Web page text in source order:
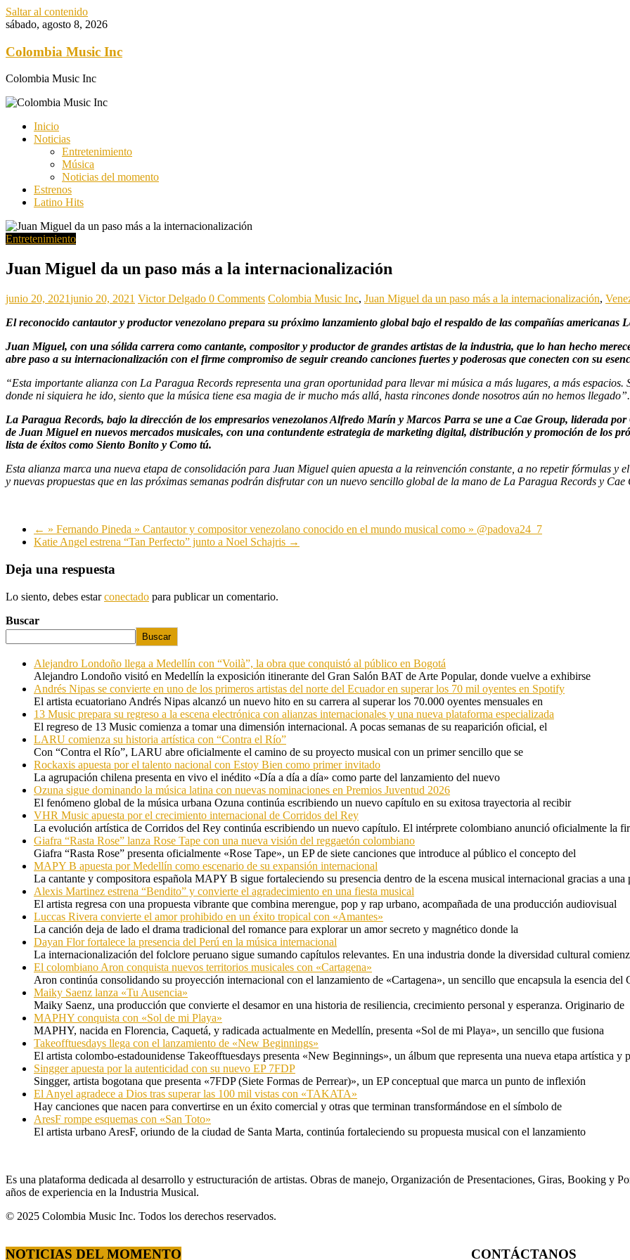
Saltar al contenido
sábado, agosto 8, 2026
Colombia Music Inc
Colombia Music Inc
Inicio
Noticias
Entretenimiento
Música
Noticias del momento
Estrenos
Latino Hits
Entretenimiento
Juan Miguel da un paso más a la internacionalización
junio 20, 2021junio 20, 2021 Victor Delgado 0 Comments Colombia Music Inc, Juan Miguel da un paso más a la internacionalización,
El reconocido cantautor y productor venezolano prepara su próximo lanzamiento global bajo el respaldo de las compañías americanas
Juan Miguel, con una sólida carrera como cantante, compositor y productor de grandes artistas de la industria, que lo han hecho
abre paso a su internacionalización con el firme compromiso de seguir creando canciones fuertes y poderosas que conecten con su
“Esta importante alianza con La Paragua Records representa una gran oportunidad para llevar mi música a más lugares, a más
donde ni siquiera he ido, siento que la música tiene esa magia de ir mucho más allá, hasta rincones donde nosotros aún no hemos
La Paragua Records, bajo la dirección de los empresarios venezolanos Alfredo Marín y Marcos Parra se une a Cae Group, liderada
de Juan Miguel en nuevos mercados musicales, con una contundente estrategia de marketing digital, distribución y promoción de los
lista de éxitos como Siento Bonito y Como tú.
Esta alianza marca una nueva etapa de consolidación para Juan Miguel quien apuesta a la reinvención constante, a no repetir fórmulas y
y nuevas propuestas que en las próximas semanas podrán disfrutar con un nuevo sencillo global de la mano de La Paragua Records y Cae
← » Fernando Pineda » Cantautor y compositor venezolano conocido en el mundo musical como » @padova24_7
Katie Angel estrena “Tan Perfecto” junto a Noel Schajris →
Deja una respuesta
Lo siento, debes estarconectado para publicar un comentario.
Buscar
Buscar
Alejandro Londoño llega a Medellín con “Voilà”, la obra que conquistó al público en Bogotá
Alejandro Londoño visitó en Medellín la exposición itinerante del Gran Salón BAT de Arte Popular, donde vuelve a exhibirse
Andrés Nipas se convierte en uno de los primeros artistas del norte del Ecuador en superar los 70 mil oyentes en Spotify
El artista ecuatoriano Andrés Nipas alcanzó un nuevo hito en su carrera al superar los 70.000 oyentes mensuales en
13 Music prepara su regreso a la escena electrónica con alianzas internacionales y una nueva plataforma especializada
El regreso de 13 Music comienza a tomar una dimensión internacional. A pocas semanas de su reaparición oficial, el
LARU comienza su historia artística con “Contra el Río”
Con “Contra el Río”, LARU abre oficialmente el camino de su proyecto musical con un primer sencillo que se
Rockaxis apuesta por el talento nacional con Estoy Bien como primer invitado
La agrupación chilena presenta en vivo el inédito «Día a día a día» como parte del lanzamiento del nuevo
Ozuna sigue dominando la música latina con nuevas nominaciones en Premios Juventud 2026
El fenómeno global de la música urbana Ozuna continúa escribiendo un nuevo capítulo en su exitosa trayectoria al recibir
VHR Music apuesta por el crecimiento internacional de Corridos del Rey
La evolución artística de Corridos del Rey continúa escribiendo un nuevo capítulo. El intérprete colombiano anunció oficialmente la
Giafra “Rasta Rose” lanza Rose Tape con una nueva visión del reggaetón colombiano
Giafra “Rasta Rose” presenta oficialmente «Rose Tape», un EP de siete canciones que introduce al público el concepto del
MAPY B apuesta por Medellín como escenario de su expansión internacional
La cantante y compositora española MAPY B sigue fortaleciendo su presencia dentro de la escena musical internacional gracias a una
Alexis Martinez estrena “Bendito” y convierte el agradecimiento en una fiesta musical
El artista regresa con una propuesta vibrante que combina merengue, pop y rap urbano, acompañada de una producción audiovisual
Luccas Rivera convierte el amor prohibido en un éxito tropical con «Amantes»
La canción deja de lado el drama tradicional del romance para explorar un amor secreto y magnético donde la
Dayan Flor fortalece la presencia del Perú en la música internacional
La internacionalización del folclore peruano sigue sumando capítulos relevantes. En una industria donde la diversidad cultural
El colombiano Aron conquista nuevos territorios musicales con «Cartagena»
Aron continúa consolidando su proyección internacional con el lanzamiento de «Cartagena», un sencillo que encapsula la esencia del
Maiky Saenz lanza «Tu Ausencia»
Maiky Saenz, una producción que convierte el desamor en una historia de resiliencia, crecimiento personal y esperanza. Originario de
MAPHY conquista con «Sol de mi Playa»
MAPHY, nacida en Florencia, Caquetá, y radicada actualmente en Medellín, presenta «Sol de mi Playa», un sencillo que fusiona
Takeofftuesdays llega con el lanzamiento de «New Beginnings»
El artista colombo-estadounidense Takeofftuesdays presenta «New Beginnings», un álbum que representa una nueva etapa artística y
Singger apuesta por la autenticidad con su nuevo EP 7FDP
Singger, artista bogotana que presenta «7FDP (Siete Formas de Perrear)», un EP conceptual que marca un punto de inflexión
El Anyel agradece a Dios tras superar las 100 mil vistas con «TAKATA»
Hay canciones que nacen para convertirse en un éxito comercial y otras que terminan transformándose en el símbolo de
AresF rompe esquemas con «San Toto»
El artista urbano AresF, oriundo de la ciudad de Santa Marta, continúa fortaleciendo su propuesta musical con el lanzamiento
Es una plataforma dedicada al desarrollo y estructuración de artistas. Obras de manejo, Organización de Presentaciones, Giras, Booking y
años de experiencia en la Industria Musical.
© 2025 Colombia Music Inc. Todos los derechos reservados.
NOTICIAS DEL MOMENTO CONTÁCTANOS